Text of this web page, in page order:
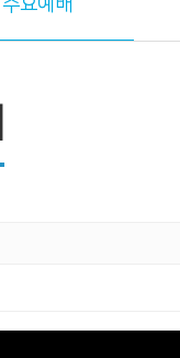
수요예배